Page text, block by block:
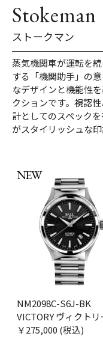
Stokeman
ストークマン
蒸気機関車が運転を
する「機関助手」の
なデザインと機能性
クションです。視認
計としてのスペック
がスタイリッシュな
NEW
NM2098C-S6J-BK
VICTORY ヴィクトリ
￥275,000 (税込)